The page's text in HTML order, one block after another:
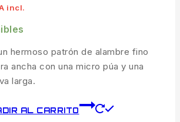
incl.
hermoso patrón de alambre fino
ancha con una micro púa y una
larga.
AL CARRITO